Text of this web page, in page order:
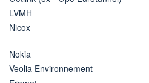
LVMH
Nicox
Nokia
Veolia Environnement